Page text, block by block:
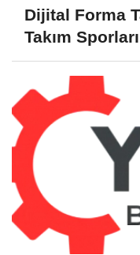
Dijital Forma
Takım